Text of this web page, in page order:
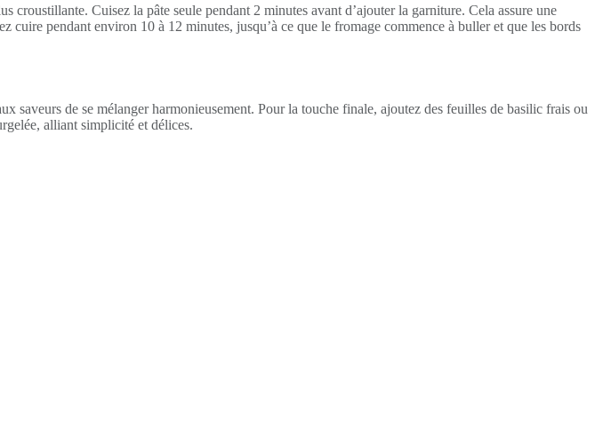
Cuisez la pâte seule pendant 2 minutes avant d’ajouter la garniture. Cela assure une
cuire pendant environ 10 à 12 minutes, jusqu’à ce que le fromage commence à buller et que les bords
saveurs de se mélanger harmonieusement. Pour la touche finale, ajoutez des feuilles de basilic frais ou
alliant simplicité et délices.